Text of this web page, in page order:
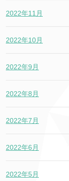
2022年11月
2022年10月
2022年9月
2022年8月
2022年7月
2022年6月
2022年5月